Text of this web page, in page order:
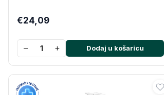
€24,09
− + Dodaj u košaricu